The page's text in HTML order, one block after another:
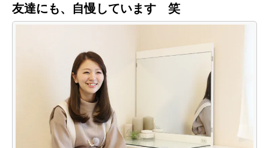
友達にも、自慢しています 笑